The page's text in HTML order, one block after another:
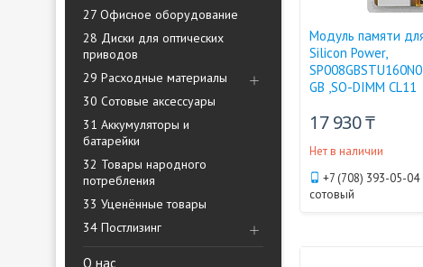
27 Офисное оборудование
28 Диски для оптических
приводов
29 Расходные материалы
30 Сотовые аксессуары
31 Аккумуляторы и
батарейки
32 Товары народного
потребления
33 Уценённые товары
34 Постлизинг
О нас
Модуль памяти
Silicon Power,
GB ,SO-DIMM CL11
17 930 ₸
Нет в наличии
+7 (708) 393-05-04
сотовый